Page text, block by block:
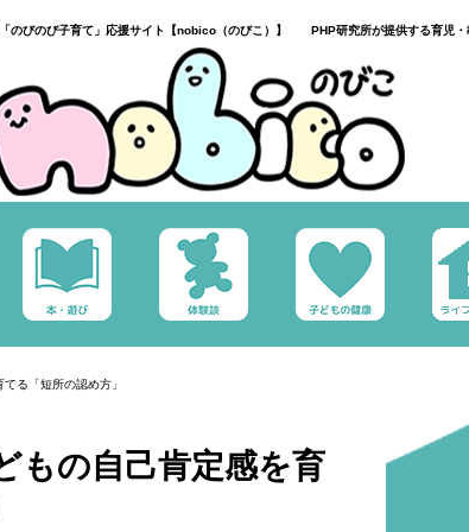
「のびのび子育て」応援サイト【nobico（のびこ）】 PHP研究所が提供する育児・
る「短所の認め方」
もの自己肯定感を育